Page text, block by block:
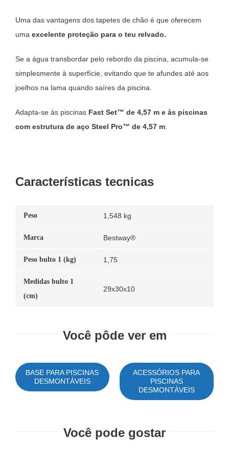
Uma das vantagens dos tapetes de chão é que oferecem
uma excelente proteção para o teu relvado.
Se a água transbordar pelo rebordo da piscina, acumula-se
simplesmente à superfície, evitando que te afundes até aos
joelhos na lama quando saíres da piscina.
Adapta-se às piscinas Fast Set™ de 4,57 m e às piscinas
com estrutura de aço Steel Pro™ de 4,57 m.
Características tecnicas
Peso 1,548 kg
Marca Bestway®
Peso bulto 1 (kg) 1,75
Medidas bulto 1
(cm)
29x30x10
Você pôde ver em
BASE PARA PISCINAS
DESMONTÁVEIS
ACESSÓRIOS PARA
PISCINAS
DESMONTÁVEIS
Você pode gostar